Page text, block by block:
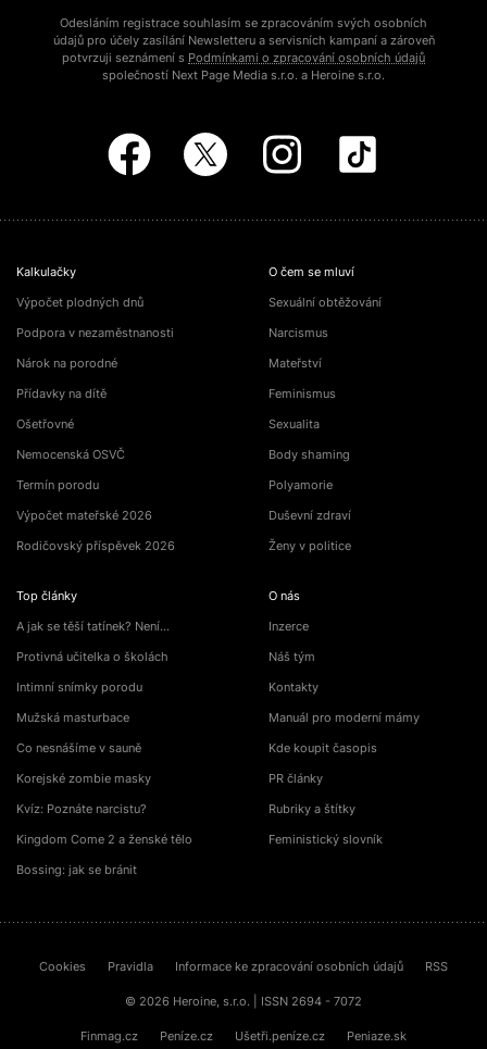
Odesláním registrace souhlasím se zpracováním svých osobních
údajů pro účely zasílání Newsletteru a servisních kampaní a zároveň
potvrzuji seznámení s Podmínkami o zpracování osobních údajů
společností Next Page Media s.r.o. a Heroine s.r.o.
Kalkulačky
Výpočet plodných dnů
Podpora v nezaměstnanosti
Nárok na porodné
Přídavky na dítě
Ošetřovné
Nemocenská OSVČ
Termín porodu
Výpočet mateřské 2026
Rodičovský příspěvek 2026
Top články
A jak se těší tatínek? Není…
Protivná učitelka o školách
Intimní snímky porodu
Mužská masturbace
Co nesnášíme v sauně
Korejské zombie masky
Kvíz: Poznáte narcistu?
Kingdom Come 2 a ženské tělo
Bossing: jak se bránit
O čem se mluví
Sexuální obtěžování
Narcismus
Mateřství
Feminismus
Sexualita
Body shaming
Polyamorie
Duševní zdraví
Ženy v politice
O nás
Inzerce
Náš tým
Kontakty
Manuál pro moderní mámy
Kde koupit časopis
PR články
Rubriky a štítky
Feministický slovník
Cookies Pravidla Informace ke zpracování osobních údajů RSS
© 2026 Heroine, s.r.o. | ISSN 2694 - 7072
Finmag.cz Peníze.cz Ušetři.peníze.cz Peniaze.sk